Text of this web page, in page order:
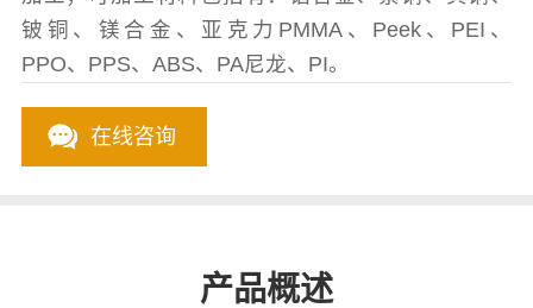
铍铜、镁合金、亚克力PMMA、Peek、PEI、
PPO、PPS、ABS、PA尼龙、PI。
在线咨询
产品概述